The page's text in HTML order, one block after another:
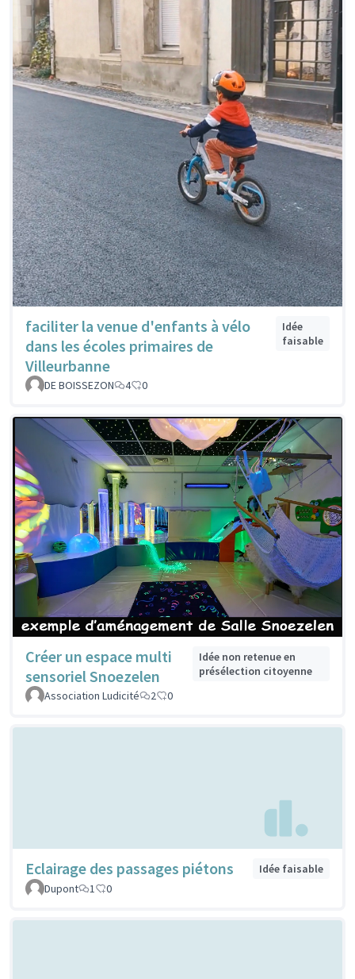
faciliter la venue d'enfants à vélo
dans les écoles primaires de
Villeurbanne
Idée
faisable
DE BOISSEZON 4 0
Créer un espace multi
sensoriel Snoezelen
Idée non retenue en
présélection citoyenne
Association Ludicité
2 0
Eclairage des passages piétons
Idée faisable
Dupont
1 0